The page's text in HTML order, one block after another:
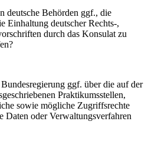
deutsche Behörden ggf., die
Einhaltung deutscher Rechts-,
durch das Konsulat zu
ggf. über die auf der
Praktikumsstellen,
sowie mögliche Zugriffsrechte
Daten oder Verwaltungsverfahren